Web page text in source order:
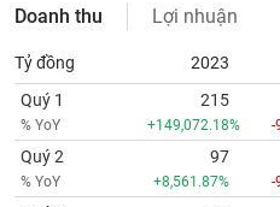
Doanh thu Lợi nhuận
Tỷ đồng 2023
Quý 1
% YoY
215
+149,072.18% -
Quý 2
% YoY
97
+8,561.87% -